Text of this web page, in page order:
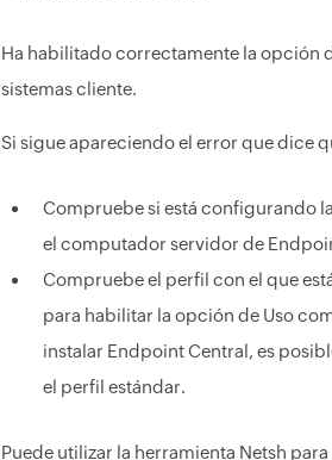
Ha habilitado correctamente la opción
sistemas cliente.
Si sigue apareciendo el error que dice
Compruebe si está configurando
el computador servidor de
Compruebe el perfil con el que
para habilitar la opción de Uso
instalar Endpoint Central, es
el perfil estándar.
Puede utilizar la herramienta Netsh